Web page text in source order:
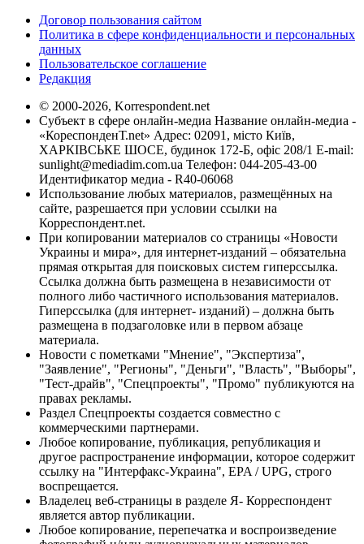
Договор пользования сайтом
Политика в сфере конфиденциальности и персональных
данных
Пользовательское соглашение
Редакция
© 2000-2026, Korrespondent.net
Субъект в сфере онлайн-медиа Название онлайн-медиа -
«КореспонденТ.net» Адрес: 02091, місто Київ,
ХАРКІВСЬКЕ ШОСЕ, будинок 172-Б, офіс 208/1 E-mail:
sunlight@mediadim.com.ua Телефон: 044-205-43-00
Идентификатор медиа - R40-06068
Использование любых материалов, размещённых на
сайте, разрешается при условии ссылки на
Корреспондент.net.
При копировании материалов со страницы «Новости
Украины и мира», для интернет-изданий – обязательна
прямая открытая для поисковых систем гиперссылка.
Ссылка должна быть размещена в независимости от
полного либо частичного использования материалов.
Гиперссылка (для интернет- изданий) – должна быть
размещена в подзаголовке или в первом абзаце
материала.
Новости с пометками "Мнение", "Экспертиза",
"Заявление", "Регионы", "Деньги", "Власть", "Выборы",
"Тест-драйв", "Спецпроекты", "Промо" публикуются на
правах рекламы.
Раздел Спецпроекты создается совместно с
коммерческими партнерами.
Любое копирование, публикация, републикация и
другое распространение информации, которое содержит
ссылку на "Интерфакс-Украина", EPA / UPG, строго
воспрещается.
Владелец веб-страницы в разделе Я- Корреспондент
является автор публикации.
Любое копирование, перепечатка и воспроизведение